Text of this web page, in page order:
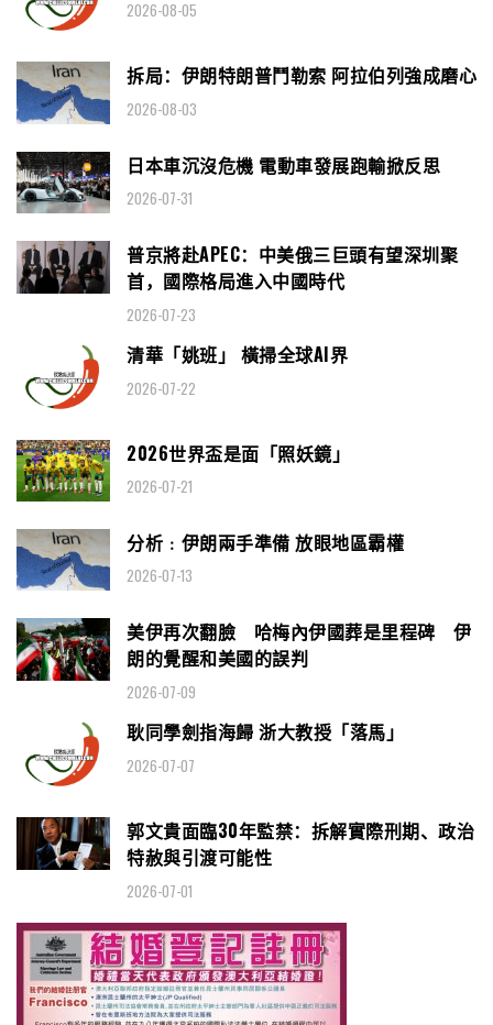
2026-08-05
拆局：伊朗特朗普鬥勒索 阿拉伯列強成磨心
2026-08-03
日本車沉沒危機 電動車發展跑輸掀反思
2026-07-31
普京將赴APEC：中美俄三巨頭有望深圳聚
首，國際格局進入中國時代
2026-07-23
清華「姚班」 橫掃全球AI界
2026-07-22
2026世界盃是面「照妖鏡」
2026-07-21
分析﹕伊朗兩手準備 放眼地區霸權
2026-07-13
美伊再次翻臉 哈梅內伊國葬是里程碑 伊
朗的覺醒和美國的誤判
2026-07-09
耿同學劍指海歸 浙大教授「落馬」
2026-07-07
郭文貴面臨30年監禁：拆解實際刑期、政治
特赦與引渡可能性
2026-07-01